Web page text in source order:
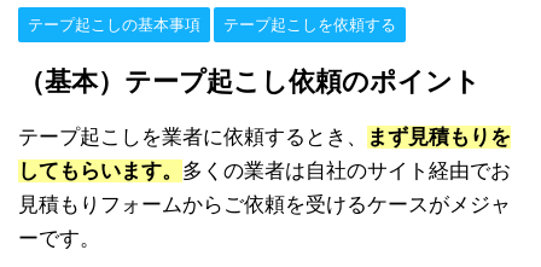
テープ起こしの基本事項 テープ起こしを依頼する
（基本）テープ起こし依頼のポイント
テープ起こしを業者に依頼するとき、
まず見積もりを
してもらいます。 多くの業者は自社のサイト経由でお
見積もりフォームからご依頼を受けるケースがメジャ
ーです。